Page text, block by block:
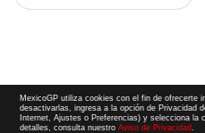
MexicoGP utiliza cookies con el fin de ofrecerte
desactivarlas, ingresa a la opción de Privacidad
Internet, Ajustes o Preferencias) y selecciona la
detalles, consulta nuestroAviso de Privacidad.